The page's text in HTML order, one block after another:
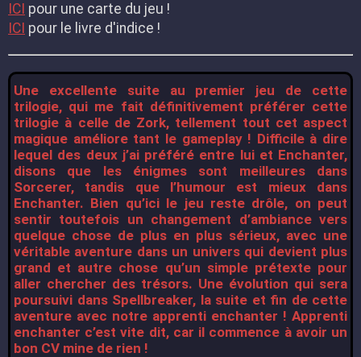
ICI pour une carte du jeu !
ICI pour le livre d'indice !
Une excellente suite au premier jeu de cette
trilogie, qui me fait définitivement préférer cette
trilogie à celle de Zork, tellement tout cet aspect
magique améliore tant le gameplay ! Difficile à dire
lequel des deux j’ai préféré entre lui et Enchanter,
disons que les énigmes sont meilleures dans
Sorcerer, tandis que l’humour est mieux dans
Enchanter. Bien qu’ici le jeu reste drôle, on peut
sentir toutefois un changement d’ambiance vers
quelque chose de plus en plus sérieux, avec une
véritable aventure dans un univers qui devient plus
grand et autre chose qu’un simple prétexte pour
aller chercher des trésors. Une évolution qui sera
poursuivi dans Spellbreaker, la suite et fin de cette
aventure avec notre apprenti enchanter ! Apprenti
enchanter c’est vite dit, car il commence à avoir un
bon CV mine de rien !